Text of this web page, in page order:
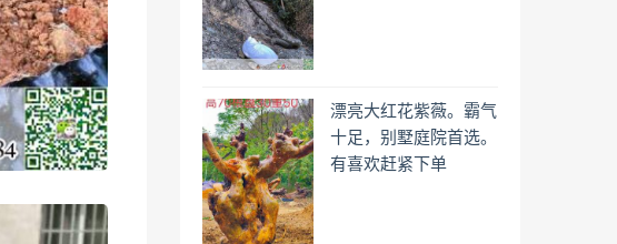
漂亮大红花紫薇。霸气
十足，别墅庭院首选。
有喜欢赶紧下单